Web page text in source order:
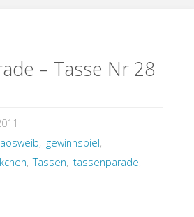
29" – Tasse Nr 28
, gewinnspiel,
, Tassen, tassenparade,